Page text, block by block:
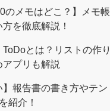
のメモはどこ？】メモ帳
を徹底解説！
ToDoとは？リストの作り
プリも解説
】報告書の書き方やテン
紹介！